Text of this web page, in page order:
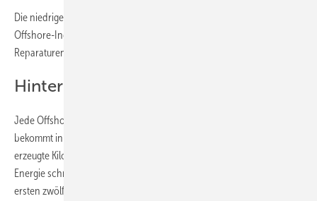
Die niedrige Grundvergütung ist kein Anreiz für die deutsche
Offshore-Industrie, ihre Parks lange laufen zu lassen. Teure
Reparaturen an älteren Anlagen unterstützen diese Tendenz.
Hintergrund:
Jede Offshore-Windenergieanlage in deutschen Hoheitsgewässern
bekommt in den ersten Jahren eine relativ hohe Vergütung für jede
erzeugte Kilowattstunde. Das Bundesministerium für Wirtschaft und
Energie schreibt dazu: „Im Basismodell erhalten die Betreiber für die
ersten zwölf Jahre eine erhöhte Förderung von 15,4 Cent pro